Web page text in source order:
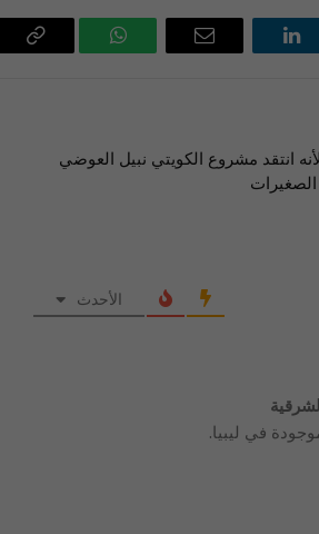
لينكدإن
البريد
واتساب
انتقد مشروع الكويتي نبيل العوضي
الأحدث
في ليبيا.